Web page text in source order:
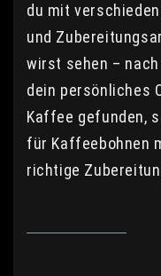
du mit
und
wirst sehen –
dein persönliches
Kaffee gefunden,
für Kaffeebohnen
richtige